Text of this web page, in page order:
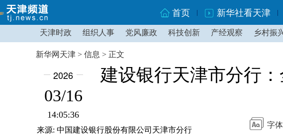
首页 新华社看天津
天津时政 组织人事 党风廉政 科技创新 产经观察 乡村振
新华网天津 > 信息 > 正文
2026
03/16
14:05:36
来源: 中国建设银行股份有限公司天津市分行
建设银行天津市分行
字体